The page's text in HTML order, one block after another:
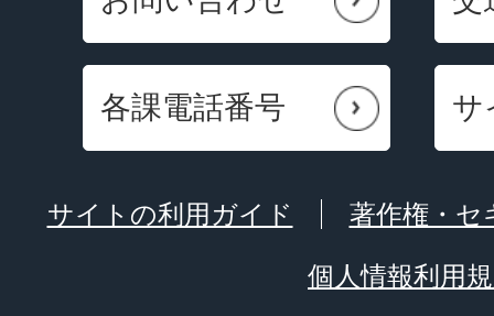
各課電話番号 サ
サイトの利用ガイド 著作権・セ
個人情報利用